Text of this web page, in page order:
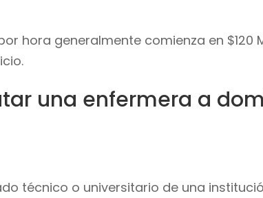
hora generalmente comienza en $120
una enfermera a
técnico o universitario de una